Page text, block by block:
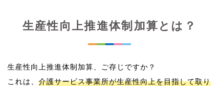
生産性向上推進体制加算とは？
生産性向上推進体制加算、ご存じですか？
これは、 介護サービス事業所が生産性向上を目指して取り